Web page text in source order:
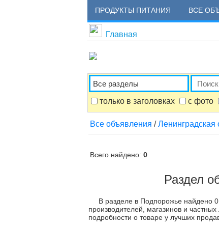
ПРОДУКТЫ ПИТАНИЯ ВСЕ
Главная
только в заголовках с фото
Все объявления /Ленинградская
Всего найдено: 0
Раздел
В разделе в Подпорожье найдено
производителей, магазинов и
подробности о товаре у лучших